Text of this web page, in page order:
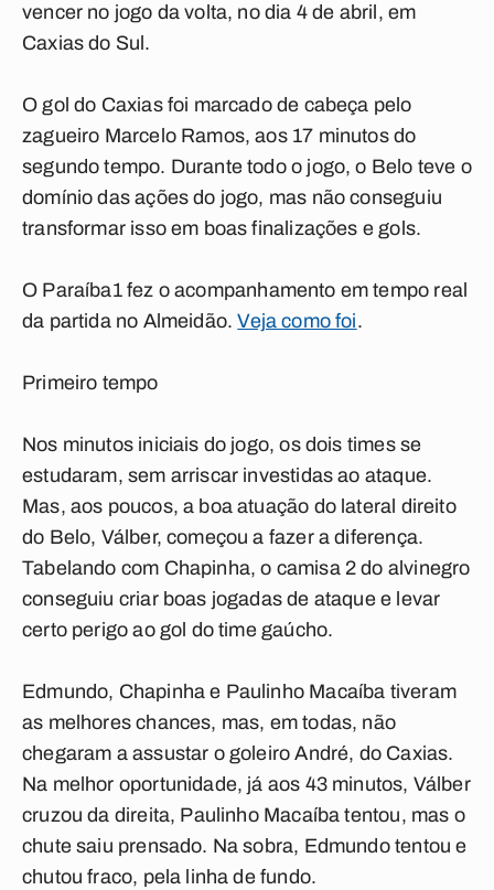
vencer no jogo da volta, no dia 4 de abril, em
Caxias do Sul.
O gol do Caxias foi marcado de cabeça pelo
zagueiro Marcelo Ramos, aos 17 minutos do
segundo tempo. Durante todo o jogo, o Belo teve o
domínio das ações do jogo, mas não conseguiu
transformar isso em boas finalizações e gols.
O Paraíba1 fez o acompanhamento em tempo real
da partida no Almeidão.Veja como foi.
Primeiro tempo
Nos minutos iniciais do jogo, os dois times se
estudaram, sem arriscar investidas ao ataque.
Mas, aos poucos, a boa atuação do lateral direito
do Belo, Válber, começou a fazer a diferença.
Tabelando com Chapinha, o camisa 2 do alvinegro
conseguiu criar boas jogadas de ataque e levar
certo perigo ao gol do time gaúcho.
Edmundo, Chapinha e Paulinho Macaíba tiveram
as melhores chances, mas, em todas, não
chegaram a assustar o goleiro André, do Caxias.
Na melhor oportunidade, já aos 43 minutos, Válber
cruzou da direita, Paulinho Macaíba tentou, mas o
chute saiu prensado. Na sobra, Edmundo tentou e
chutou fraco, pela linha de fundo.